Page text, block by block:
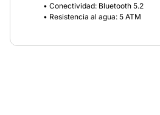
• Conectividad: Bluetooth 5.2
• Resistencia al agua: 5 ATM